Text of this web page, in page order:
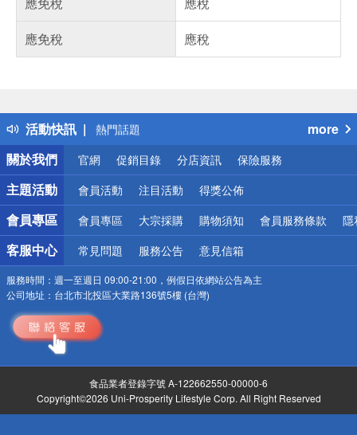
應免稅
應稅
活動快訊
得獎公告
熱門話題
銀行優惠
偏遠地區配送
詐騙網頁！請小心！
more
關於我們
官網 促銷目錄 分店資訊 保險服務
主題活動 會員活動 注目活動 得獎公佈
會員專區 會員專區 大宗採購 購物須知 會員服務條款 隱
客服中心 常見問題 服務公告 意見信箱
服務時間： 週一至週日 09:00-21:00，例假日依網站公告為主
公司地址： 台北市北投區大業路136號5樓 (台灣)
食品業者登錄字號 A-122662550-00000-6
Copyright©2026 Uni-Prosperity Lifestyle Corp. All Right Reserved